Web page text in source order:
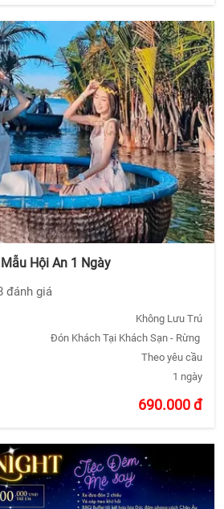
Hội An 1 Ngày
đánh giá
Không Lưu Trú
Đón Khách Tại Khách Sạn - Rừng
Theo yêu cầu
1 ngày
690.000đ